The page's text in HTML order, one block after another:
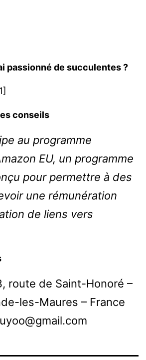
passionné de succulentes ?
conseils
au programme
EU, un programme
pour permettre à des
une rémunération
de liens vers
route de Saint-Honoré –
les-Maures – France